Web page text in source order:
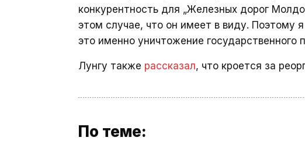
конкурентность для „Железных дорог
этом случае, что он имеет в виду. Поэтому
это именно уничтожение
Лунгу также рассказал, что кроется за
По теме: